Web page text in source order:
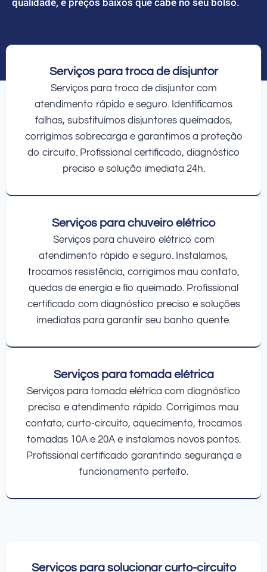
Serviços para troca de disjuntor
Serviços para troca de disjuntor com
atendimento rápido e seguro. Identificamos
falhas, substituímos disjuntores queimados,
corrigimos sobrecarga e garantimos a proteção
do circuito. Profissional certificado, diagnóstico
preciso e solução imediata 24h.
Serviços para chuveiro elétrico
Serviços para chuveiro elétrico com
atendimento rápido e seguro. Instalamos,
trocamos resistência, corrigimos mau contato,
quedas de energia e fio queimado. Profissional
certificado com diagnóstico preciso e soluções
imediatas para garantir seu banho quente.
Serviços para tomada elétrica
Serviços para tomada elétrica com diagnóstico
preciso e atendimento rápido. Corrigimos mau
contato, curto-circuito, aquecimento, trocamos
tomadas 10A e 20A e instalamos novos pontos.
Profissional certificado garantindo segurança e
funcionamento perfeito.
Serviços para solucionar curto-circuito